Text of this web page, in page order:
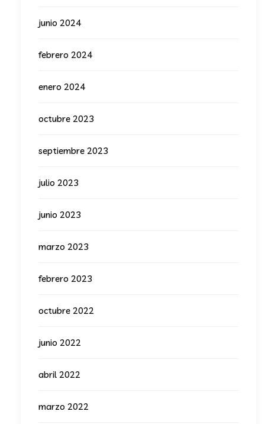
junio 2024
febrero 2024
enero 2024
octubre 2023
septiembre 2023
julio 2023
junio 2023
marzo 2023
febrero 2023
octubre 2022
junio 2022
abril 2022
marzo 2022